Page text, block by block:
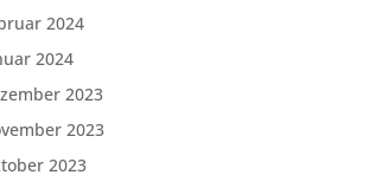
2024
2024
2023
2023
2023